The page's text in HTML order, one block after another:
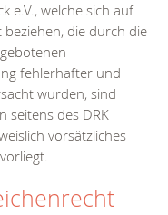
e.V., welche sich auf
die durch die
fehlerhafter und
wurden, sind
seitens des DRK
vorsätzliches